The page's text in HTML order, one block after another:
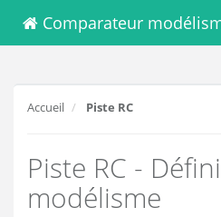
Comparateur
Accueil Piste RC
Piste RC -
modélisme